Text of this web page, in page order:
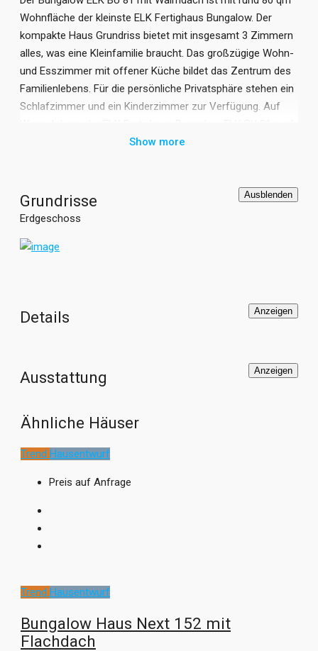
Wohnfläche der kleinste ELK Fertighaus Bungalow. Der
kompakte Haus Grundriss bietet mit insgesamt 3 Zimmern
alles, was eine Kleinfamilie braucht. Das großzügige Wohn-
und Esszimmer mit offener Küche bildet das Zentrum des
Familienlebens. Für die persönliche Privatsphäre stehen ein
Schlafzimmer und ein Kinderzimmer zur Verfügung. Auf
komplett barrierefrei geplant werden.
Show more
Grundrisse Ausblenden
Erdgeschoss
Details Anzeigen
Ausstattung Anzeigen
Ähnliche Häuser
Trend Hausentwurf
Preis auf Anfrage
Trend Hausentwurf
Bungalow Haus Next 152 mit
Flachdach